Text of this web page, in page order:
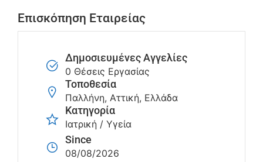
Επισκόπηση Εταιρείας
Δημοσιευμένες Αγγελίες
0 Θέσεις Εργασίας
Τοποθεσία
Παλλήνη, Αττική, Ελλάδα
Κατηγορία
Ιατρική / Υγεία
Since
08/08/2026